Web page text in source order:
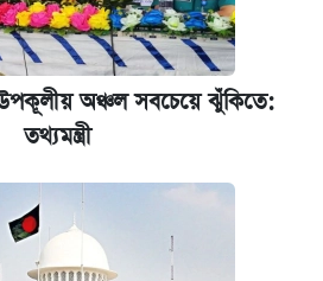
অঞ্চল সবচেয়ে ঝুঁকিতে:
তথ্যমন্ত্রী